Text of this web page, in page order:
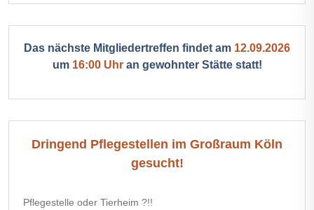
Das nächste Mitgliedertreffen findet am 12.09.2026
um 16:00 Uhran gewohnter Stätte statt!
Dringend Pflegestellen im Großraum Köln
gesucht!
Pflegestelle oder Tierheim ?!!